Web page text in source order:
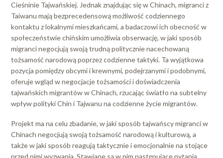
Cieśninie Tajwańskiej. Jednak znajdując się w Chinach, migranci z
Taiwanu mają bezprecedensową możliwość codziennego
kontaktu z lokalnymi mieszkańcami, a badaczowi ich obecność w
społeczeństwie chińskim umożliwia obserwację, w jaki sposób
migranci negocjują swoją trudną politycznie nacechowaną
tożsamość narodową poprzez codzienne taktyki. Ta wyjątkowa
pozycja pomiędzy obcymi i krewnymi, podejrzanymi i podobnymi,
oferuje wgląd w negocjacje tożsamości i doświadczenia
tajwańskich migrantów w Chinach, rzucając światło na subtelny
wpływ polityki Chin i Tajwanu na codzienne życie migrantów.
Projekt ma na celu zbadanie, w jaki sposób tajwańscy migranci w
Chinach negocjują swoją tożsamość narodową i kulturową, a
także w jaki sposób reagują taktycznie i emocjonalnie na stojące